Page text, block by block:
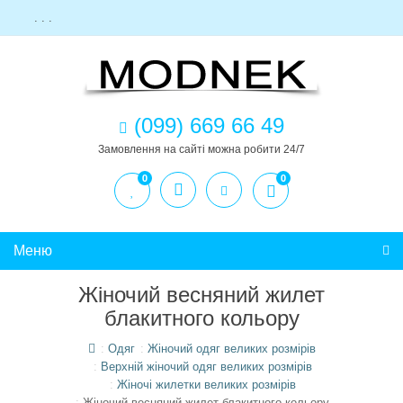
. . .
(099) 669 66 49
Замовлення на сайті можна робити 24/7
0 0
Меню
Жіночий весняний жилет
блакитного кольору
Одяг
Жіночий одяг великих розмірів
Верхній жіночий одяг великих розмірів
Жіночі жилетки великих розмірів